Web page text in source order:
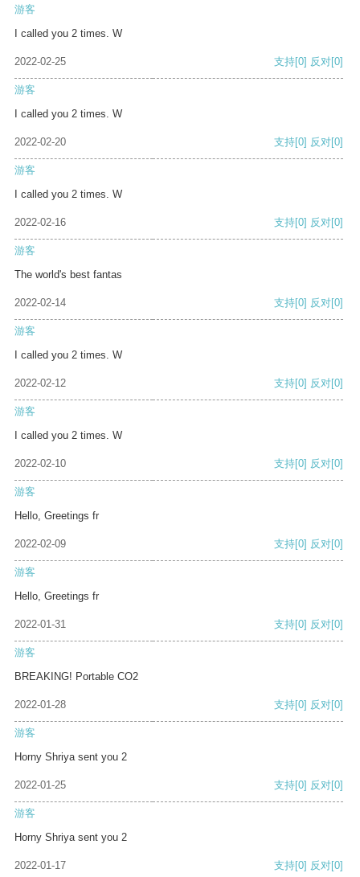
游客
I called you 2 times. W
2022-02-25 支持[0] 反对[0]
游客
I called you 2 times. W
2022-02-20 支持[0] 反对[0]
游客
I called you 2 times. W
2022-02-16 支持[0] 反对[0]
游客
The world's best fantas
2022-02-14 支持[0] 反对[0]
游客
I called you 2 times. W
2022-02-12 支持[0] 反对[0]
游客
I called you 2 times. W
2022-02-10 支持[0] 反对[0]
游客
Hello, Greetings fr
2022-02-09 支持[0] 反对[0]
游客
Hello, Greetings fr
2022-01-31 支持[0] 反对[0]
游客
BREAKING! Portable CO2
2022-01-28 支持[0] 反对[0]
游客
Horny Shriya sent you 2
2022-01-25 支持[0] 反对[0]
游客
Horny Shriya sent you 2
2022-01-17 支持[0] 反对[0]